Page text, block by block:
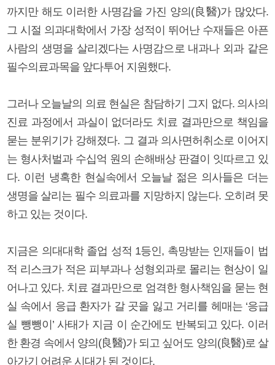
까지만 해도 이러한 사명감을 가진 양의(良醫)가 많았다.
그 시절 의과대학에서 가장 성적이 뛰어난 수재들은 아픈
사람의 생명을 살리겠다는 사명감으로 내과나 외과 같은
필수의료과목을 앞다투어 지원했다.
그러나 오늘날의 의료 현실은 참담하기 그지 없다. 의사의
진료 과정에서 과실이 없더라도 치료 결과만으로 책임을
묻는 분위기가 강해졌다. 그 결과 의사면허취소로 이어지
는 형사처벌과 수십억 원의 손해배상 판결이 잇따르고 있
다. 이런 냉혹한 현실속에서 오늘날 젊은 의사들은 더는
생명을 살리는 필수 의료과를 지망하지 않는다. 오히려 못
하고 있는 것이다.
지금은 의대대학 졸업 성적 1등인, 촉망받는 인재들이 법
적 리스크가 적은 피부과나 성형외과로 몰리는 현상이 일
어나고 있다. 치료 결과만으로 엄격한 형사책임을 묻는 현
실 속에서 응급 환자가 갈 곳을 잃고 거리를 헤매는 ‘응급
실 뺑뺑이’ 사태가 지금 이 순간에도 반복되고 있다. 이러
한 환경 속에서 양의(良醫)가 되고 싶어도 양의(良醫)로 살
아가기 어려운 시대가 된 것이다.